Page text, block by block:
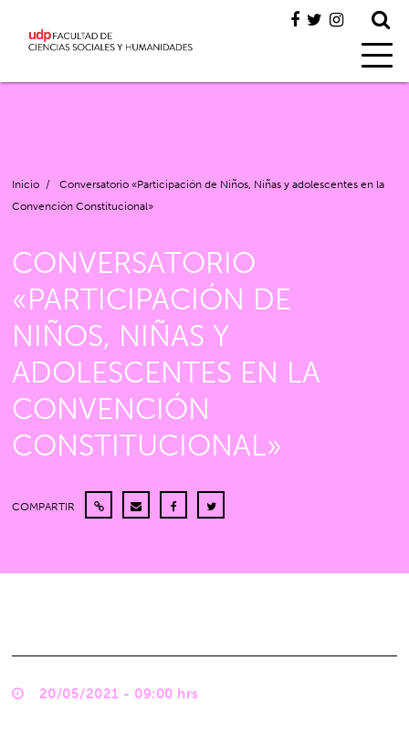
Inicio /
Conversatorio «Participación de Niños, Niñas y adolescentes en la
Convención Constitucional»
CONVERSATORIO
«PARTICIPACIÓN DE
NIÑOS, NIÑAS Y
ADOLESCENTES EN LA
CONVENCIÓN
CONSTITUCIONAL»
COMPARTIR
20/05/2021 - 09:00 hrs